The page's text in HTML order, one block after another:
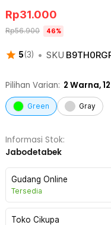
5(3) • SKU
Rp31.000
Rp56.900 46%
Pilihan Varian: 2 Warna,
Green Gray
Informasi Stok:
Jabodetabek
Gudang Online
Tersedia
Toko Cikupa